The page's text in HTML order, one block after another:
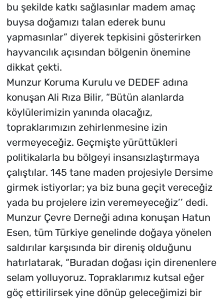
bu şekilde katkı sağlasınlar madem amaç
buysa doğamızı talan ederek bunu
yapmasınlar” diyerek tepkisini gösterirken
hayvancılık açısından bölgenin önemine
dikkat çekti.
Munzur Koruma Kurulu ve DEDEF adına
konuşan Ali Rıza Bilir, “Bütün alanlarda
köylülerimizin yanında olacağız,
topraklarımızın zehirlenmesine izin
vermeyeceğiz. Geçmişte yürüttükleri
politikalarla bu bölgeyi insansızlaştırmaya
çalıştılar. 145 tane maden projesiyle Dersime
girmek istiyorlar; ya biz buna geçit vereceğiz
yada bu projelere izin veremeyeceğiz’’ dedi.
Munzur Çevre Derneği adına konuşan Hatun
Esen, tüm Türkiye genelinde doğaya yönelen
saldırılar karşısında bir direniş olduğunu
hatırlatarak, “Buradan doğası için direnenlere
selam yolluyoruz. Topraklarımız kutsal eğer
göç ettirilirsek yine dönüp geleceğimizi bir